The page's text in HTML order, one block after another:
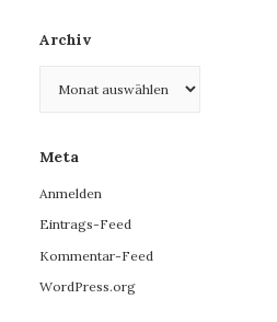
Archiv
Meta
Anmelden
Eintrags-Feed
Kommentar-Feed
WordPress.org